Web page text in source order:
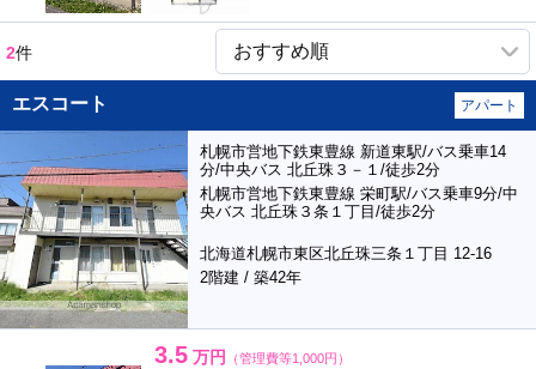
2件
エスコート アパート
札幌市営地下鉄東豊線 新道東駅/バス乗車14
分/中央バス 北丘珠３－１/徒歩2分
札幌市営地下鉄東豊線 栄町駅/バス乗車9分/中
央バス 北丘珠３条１丁目/徒歩2分
北海道札幌市東区北丘珠三条１丁目 12-16
2階建 / 築42年
3.5 万円 （管理費等1,000円）